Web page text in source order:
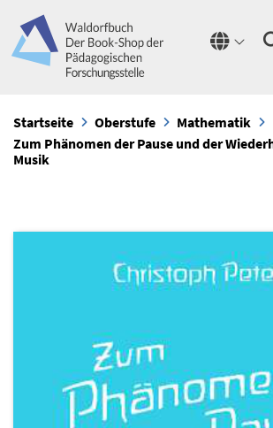
Startseite Oberstufe
Mathematik
Zum Phänomen der Pause und der
Musik